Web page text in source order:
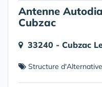
Antenne
Cubzac
33240 - Cubzac
Structure